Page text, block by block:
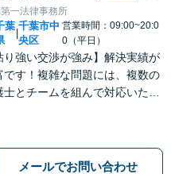
一法律事務所
葉 千葉市中
央区
営業時間：09:00~20:0
0（平日）
り強い交渉が強み】解決実績が
です！複雑な問題には、複数の
士とチームを組んで対応いたし
にご相談ください。
メールでお問い合わせ